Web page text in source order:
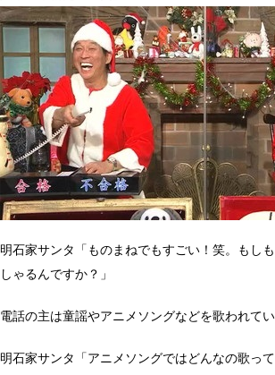
明石家サンタ「ものまねでもすごい！笑。もし
しゃるんですか？」
電話の主は童謡やアニメソングなどを歌われてい
明石家サンタ「アニメソングではどんなの歌っ